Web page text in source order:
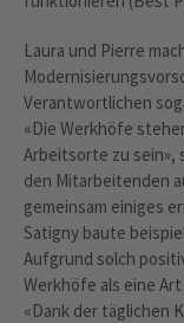
Laura und Pierre
Verantwortlichen
«Die Werkhöfe
Arbeitsorte zu sein»,
den Mitarbeitenden
gemeinsam einiges
Satigny baute
Aufgrund solch
Werkhöfe als eine
«Dank der täglichen